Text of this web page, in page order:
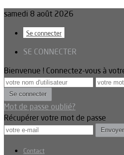
samedi 8 août 2026
Se connecter
SE CONNECTER
Bienvenue ! Connectez-vous à
Mot de passe oublié?
Récupérer votre mot de passe
Contact